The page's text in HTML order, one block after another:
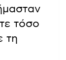
τόσο
τη